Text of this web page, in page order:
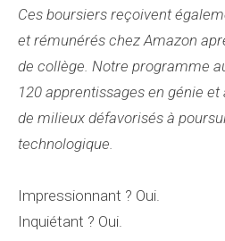
Ces boursiers reçoivent
et rémunérés chez Amazon
de collège. Notre programme
120 apprentissages en génie
de milieux défavorisés à
technologique.
Impressionnant ? Oui.
Inquiétant ? Oui.